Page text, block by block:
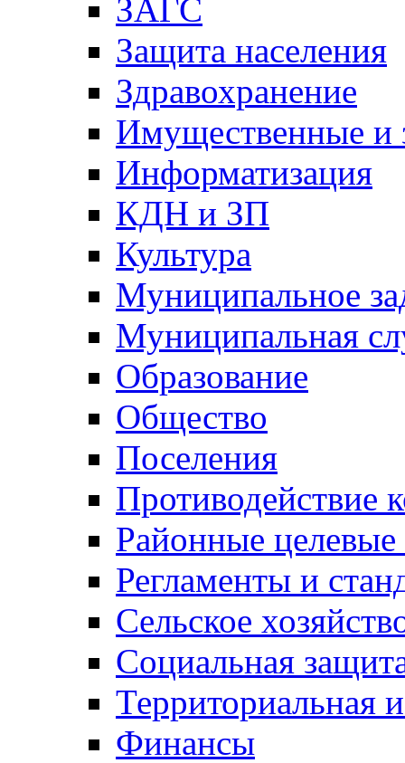
ЗАГС
Защита населения
Здравохранение
Имущественные и
Информатизация
КДН и ЗП
Культура
Муниципальное
Муниципальная
Образование
Общество
Поселения
Противодействие
Районные
Регламенты и
Сельское
Социальная
Территориальная
Финансы